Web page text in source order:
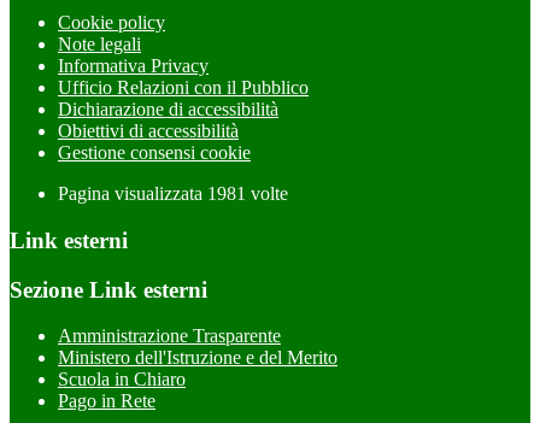
Cookie policy
Note legali
Informativa Privacy
Ufficio Relazioni con il Pubblico
Dichiarazione di accessibilità
Obiettivi di accessibilità
Gestione consensi cookie
Pagina visualizzata 1981 volte
Link esterni
Sezione Link esterni
Amministrazione Trasparente
Ministero dell'Istruzione e del Merito
Scuola in Chiaro
Pago in Rete